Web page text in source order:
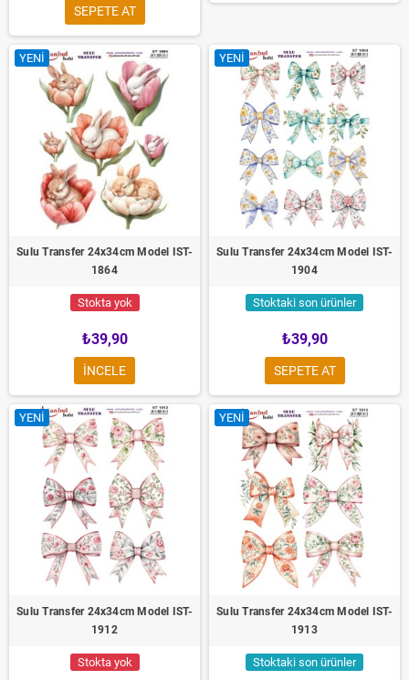
SEPETE AT
YENI
Sulu Transfer 24x34cm Model IST-
1864
Stokta yok
₺39,90
INCELE
YENI
Sulu Transfer 24x34cm Model IST-
1904
Stoktaki son ürünler
₺39,90
SEPETE AT
YENI
Sulu Transfer 24x34cm Model IST-
1912
Stokta yok
YENI
Sulu Transfer 24x34cm Model IST-
1913
Stoktaki son ürünler